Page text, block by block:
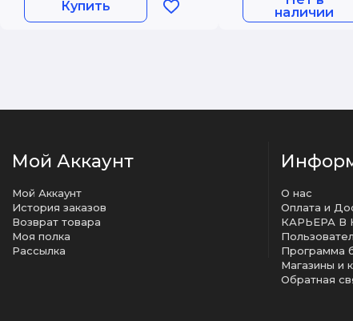
образовательной
среде. Методическое
Купить
методическое
пособие.
наличии
Мой Аккаунт
Мой Аккаунт
История заказов
Возврат товара
Моя полка
Рассылка
О нас
Оплата и
КАРЬЕРА
Программа
Магазины и
Обратная